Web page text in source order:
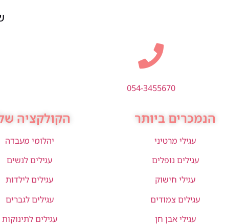
054-3455670
הנמכרים ביותר
עגילי מרטיני
עגילים נופלים
עגילי חישוק
עגילים צמודים
עגילי אבן חן
הקולקציה
יהלומי מעבדה
עגילים לנשים
עגילים לילדות
עגילים לגברים
עגילים לתינוקות